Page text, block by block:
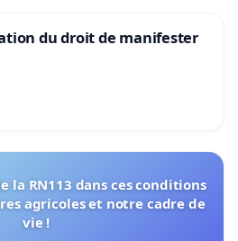
du droit de manifester
la RN113 dans ces conditions
agricoles et notre cadre de
vie !